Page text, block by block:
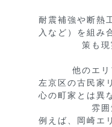
耐震補強や断熱
入など）を組み
策も現
他のエ
左京区の古民家
心の町家とは異
雰囲
例えば、岡崎エ